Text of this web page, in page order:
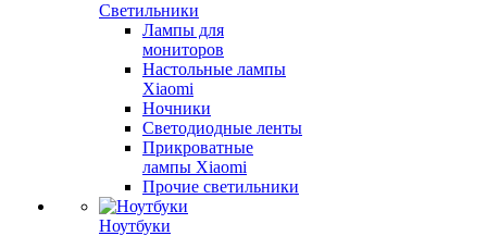
Светильники
Лампы для
мониторов
Настольные лампы
Xiaomi
Ночники
Светодиодные ленты
Прикроватные
лампы Xiaomi
Прочие светильники
Ноутбуки